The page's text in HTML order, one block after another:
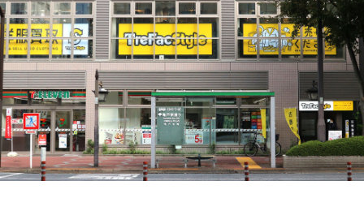
2019(195)
2018(195)